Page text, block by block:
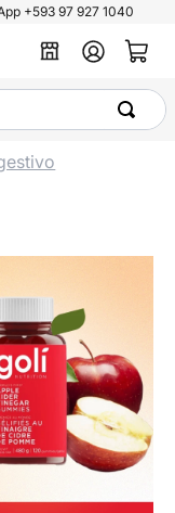
+593 97 927 1040